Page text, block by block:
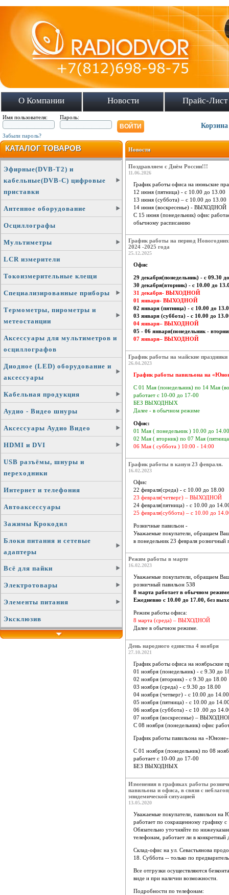
О Компании Новости Прайс-Лист
Имя пользователя: Пароль:
Забыли пароль?
Корзина
КАТАЛОГ ТОВАРОВ
Эфирные(DVB-T2) и
кабельные(DVB-C) цифровые
приставки
Антенное оборудование
Осциллографы
Мультиметры
LCR измерители
Токоизмерительные клещи
Специализированные приборы
Термометры, пирометры и
метеостанции
Аксессуары для мультиметров и
осциллографов
Диодное (LED) оборудование и
аксессуары
Кабельная продукция
Аудио - Видео шнуры
Аксессуары Аудио Видео
HDMI и DVI
USB разъёмы, шнуры и
переходники
Интернет и телефония
Автоаксессуары
Зажимы Крокодил
Блоки питания и сетевые
адаптеры
Всё для пайки
Электротовары
Элементы питания
Эксклюзив
Новости
Поздравляем с Днём России!!!
11.06.2026
График работы офиса на июньские
12 июня (пятница) - с 10.00 до 13.00
13 июня (суббота) – с 10.00 до 13.00
14 июня (воскресенье) - ВЫХОДНОЙ
С 15 июня (понедельник) офис
обычному расписанию
График работы на период
2024 -2025 года
25.12.2025
Офис
29 декабря(понедельник) - с 09.30
30 декабря(вторник) - с 10.00 до
31 декабря- ВЫХОДНОЙ
01 января- ВЫХОДНОЙ
02 января (пятница) - с 10.00 до
03 января (суббота) - с 10.00 до
04 января– ВЫХОДНОЙ
05 - 06 января(понедельник -
07 января– ВЫХОДНОЙ
График работы на майские праздники
26.04.2023
График работы павильона на
С 01 Мая (понедельник) по 14 Мая
работает с 10-00 до 17-00
БЕЗ ВЫХОДНЫХ
Далее - в обычном режиме
Офис:
01 Мая ( понедельник ) 10.00 до 14.00
02 Мая ( вторник) по 07 Мая
06 Мая ( суббота ) 10:00 - 14:00
График работы в канун 23 февраля.
16.02.2023
Офис
22 февраля(среда) - с 10.00 до 18.00
23 февраля(четверг) – ВЫХОДНОЙ
24 февраля(пятница) - с 10.00 до
25 февраля(суббота) – с 10.00 до
Розничные павильон -
Уважаемые покупатели, обращаем
в понедельник 23 февраля розничный
Режим работы в марте
16.02.2023
Уважаемые покупатели, обращаем
розничный павильон 538
8 марта работает в обычном
Ежедневно с 10.00 до 17.00, без
Режим работы офиса:
8 марта (среда) – ВЫХОДНОЙ
Далее в обычном режиме.
День народного единства 4 ноября
27.10.2021
График работы офиса на ноябрьские
01 ноября (понедельник) - с 9.30 до
02 ноября (вторник) - с 9.30 до 18.00
03 ноября (среда) - с 9.30 до 18.00
04 ноября (четверг) - с 10.00 до 14.00
05 ноября (пятница) - с 10.00 до
06 ноября (суббота) - с 10 .00 до
07 ноября (воскресенье) –
С 08 ноября (понедельник) офис
График работы павильона на
С 01 ноября (понедельник) по 08
работает с 10-00 до 17-00
БЕЗ ВЫХОДНЫХ
Изменения в графиках работы
павильона и офиса, в связи с
эпидемической ситуацией
13.05.2020
Уважаемые покупатели, павильон на
работает по сокращенному графику
Обязательно уточняйте по
телефонам, работает ли в конкретный
Склад-офис на ул. Севастьянова
18. Суббота -- только по
Все отгрузки осуществляются
виде и при наличии возможности.
Подробности по телефонам: